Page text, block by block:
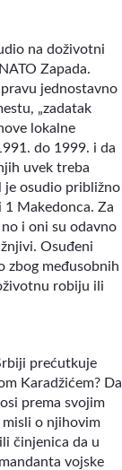
na doživotni
Zapada.
jednostavno
„zadatak
lokalne
do 1999. i da
uvek treba
je osudio približno
1 Makedonca. Za
i oni su odavno
Osuđeni
zbog međusobnih
robiju ili
prećutkuje
Karadžićem? Da
prema svojim
misli o njihovim
činjenica da u
vojske